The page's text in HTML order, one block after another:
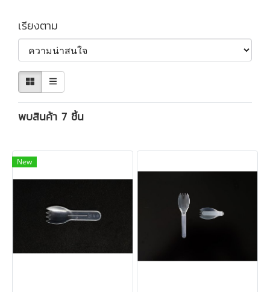
เรียงตาม
พบสินค้า 7 ชิ้น
New